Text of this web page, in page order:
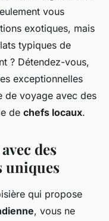
vous
exotiques, mais
typiques de
? Détendez-vous,
exceptionnelles
de voyage avec des
de chefs locaux.
des
uniques
qui propose
, vous ne